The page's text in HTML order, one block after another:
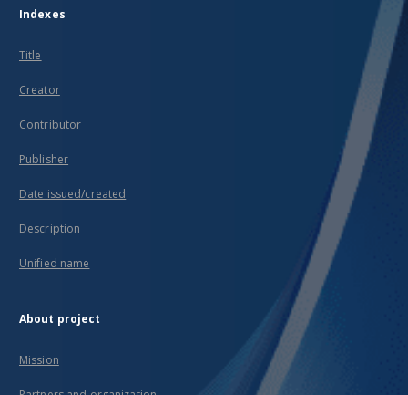
Indexes
Title
Creator
Contributor
Publisher
Date issued/created
Description
Unified name
About project
Mission